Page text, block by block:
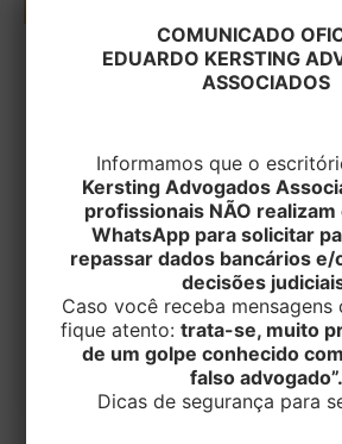
TRIBUTÁRIO
fiscalJuíza reconhece
cobrança de ICMS
fiscal
EditorEK/30 de outubro de 2025
A Justiça do Maranhão considerou
cobrança de ICMS calculada com
fiscal. A decisão foi proferida
COMUNICADO
EDUARDO KERSTING
ASSOCIADOS
Informamos que o
Kersting Advogados
profissionais NÃO
WhatsApp para solicitar
repassar dados bancários
decisões
Caso você receba mensagens
fique atento: trata-se, muito
de um golpe conhecido
falso advogado”.
Dicas de segurança para